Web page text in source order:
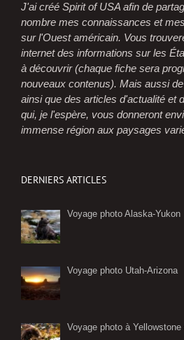
J'ai créé Spirit of USA afin de
nombre mes connaissances et
sur l'Ouest américain. Vous
internet des informations sur les
à découvrir (chaque fiche sera
nouveaux contenus). Mais aussi
ainsi que des articles d'actualité et
qui, je l'espère, vous donneront
immense région aux paysages
DERNIERS ARTICLES
Voyage photo Alaska-Yukon
Voyage photo Utah-Arizona
Voyage photo à